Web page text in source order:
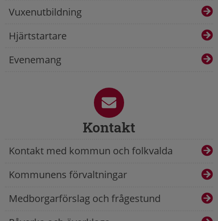
Vuxenutbildning
Hjärtstartare
Evenemang
Kontakt
Kontakt med kommun och folkvalda
Kommunens förvaltningar
Medborgarförslag och frågestund